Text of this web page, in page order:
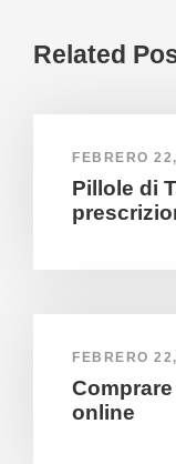
Related
FEBRERO
Pillole di
FEBRERO
online